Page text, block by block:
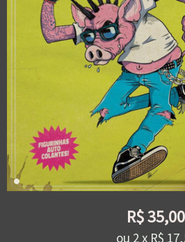
R$35,00
ou 2x R$